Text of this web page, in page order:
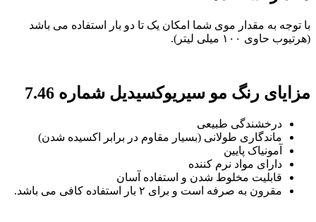
با توجه به مقدار موی شما امکان یک تا دو بار استفاده می باشد
(هرتیوب حاوی ۱۰۰ میلی لیتر).
مزایای رنگ مو سیریوکسیدیل شماره 7.46
درخشندگی طبیعی
ماندگاری طولانی (بسیار مقاوم در برابر اکسیده شدن)
آمونیاک پایین
دارای مواد نرم کننده
قابلیت مخلوط شدن و استفاده آسان
مقرون به صرفه است و برای ۲ بار استفاده کافی می باشد.